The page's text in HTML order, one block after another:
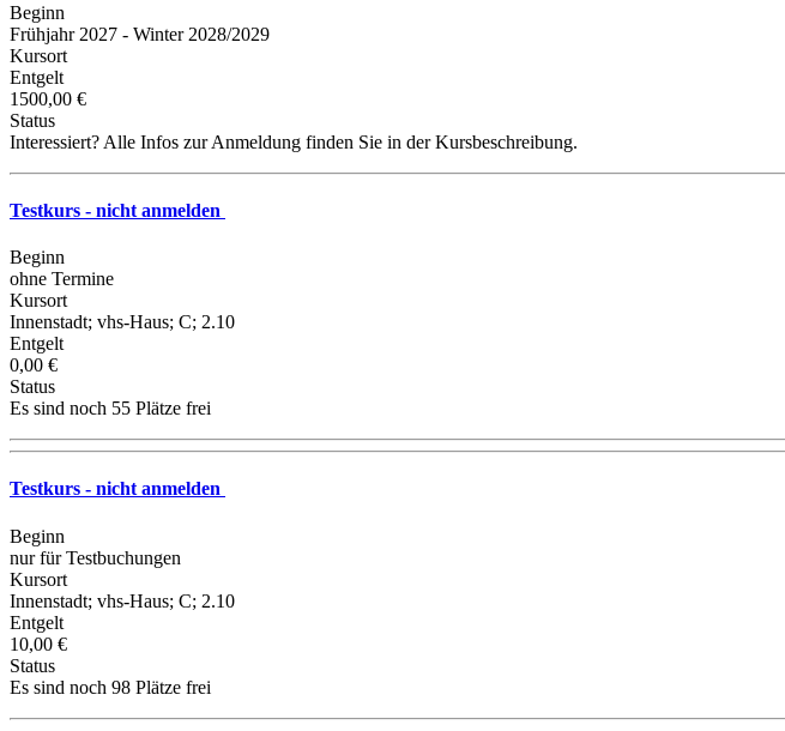
Beginn
Frühjahr 2027 - Winter 2028/2029
Kursort
Entgelt
1500,00 €
Status
Interessiert? Alle Infos zur Anmeldung finden Sie in der Kursbeschreibung.
Testkurs - nicht anmelden
Beginn
ohne Termine
Kursort
Innenstadt; vhs-Haus; C; 2.10
Entgelt
0,00 €
Status
Es sind noch 55 Plätze frei
Testkurs - nicht anmelden
Beginn
nur für Testbuchungen
Kursort
Innenstadt; vhs-Haus; C; 2.10
Entgelt
10,00 €
Status
Es sind noch 98 Plätze frei